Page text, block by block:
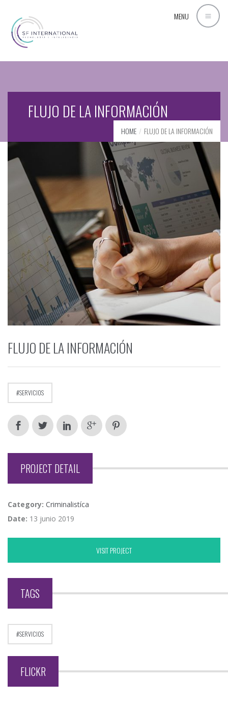
MENU
FLUJO DE LA INFORMACIÓN
HOME FLUJO DE LA INFORMACIÓN
FLUJO DE LA INFORMACIÓN
SERVICIOS
PROJECT DETAIL
Category: Criminalistíca
Date: 13 junio 2019
VISIT PROJECT
TAGS
SERVICIOS
FLICKR